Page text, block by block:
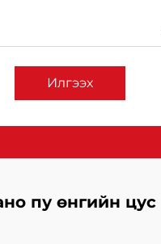
Илгээх
пу өнгийн цус